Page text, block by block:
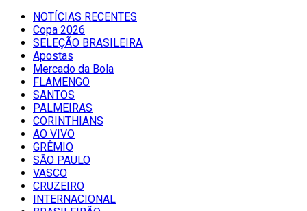
NOTÍCIAS RECENTES
Copa 2026
SELEÇÃO BRASILEIRA
Apostas
Mercado da Bola
FLAMENGO
SANTOS
PALMEIRAS
CORINTHIANS
AO VIVO
GRÊMIO
SĀO PAULO
VASCO
CRUZEIRO
INTERNACIONAL